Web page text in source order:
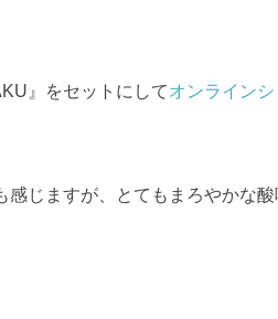
』をセットにしてオンラインシ
感じますが、とてもまろやかな酸